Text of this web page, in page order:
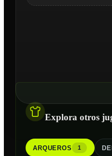
Explora otros
ARQUEROS 1